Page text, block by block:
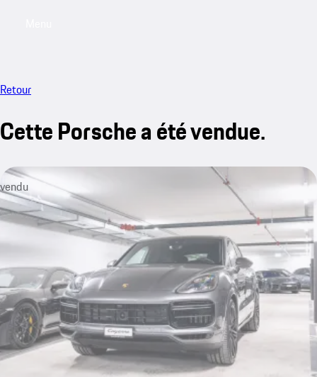
Retour
Cette Porsche a été vendue.
vendu